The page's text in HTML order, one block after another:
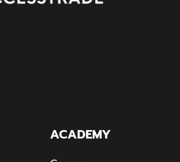
ACADEMY